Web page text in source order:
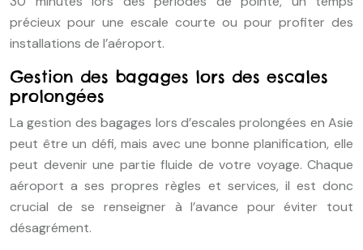
précieux pour une escale courte ou pour profiter des
installations de l’aéroport.
Gestion des bagages lors des escales
prolongées
La gestion des bagages lors d’escales prolongées en Asie
peut être un défi, mais avec une bonne planification, elle
peut devenir une partie fluide de votre voyage. Chaque
aéroport a ses propres règles et services, il est donc
crucial de se renseigner à l’avance pour éviter tout
désagrément.